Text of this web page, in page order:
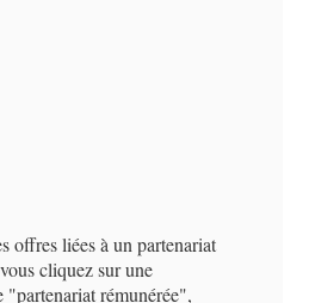
offres liées à un partenariat
cliquez sur une
"partenariat rémunérée",